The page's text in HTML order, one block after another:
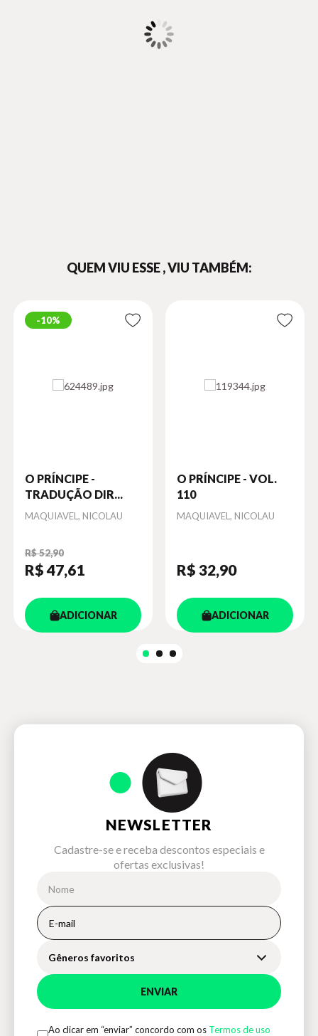
QUEM VIU ESSE , VIU TAMBÉM:
10%
O PRÍNCIPE -
TRADUÇÃO DIR...
Autor
MAQUIAVEL, NICOLAU
R$ 52,90
R$ 47,61
ADICIONAR
O PRÍNCIPE - VOL.
110
Autor
MAQUIAVEL, NICOLAU
R$ 32,90
ADICIONAR
NEWSLETTER
Cadastre-se e receba descontos especiais e
ofertas exclusivas!
Gêneros favoritos
ENVIAR
Ao clicar em “enviar” concordo com os Termos de uso